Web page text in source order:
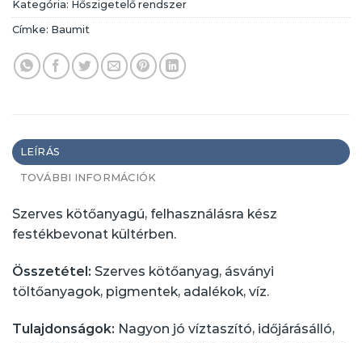
Kategória: Hőszigetelő rendszer
Címke: Baumit
LEÍRÁS
TOVÁBBI INFORMÁCIÓK
Szerves kötőanyagú, felhasználásra kész
festékbevonat kültérben.
Összetétel: Szerves kötőanyag, ásványi
töltőanyagok, pigmentek, adalékok, víz.
Tulajdonságok: Nagyon jó víztaszító, időjárásálló,